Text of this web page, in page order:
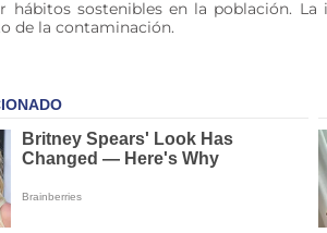
hábitos sostenibles en la población.
de la contaminación.